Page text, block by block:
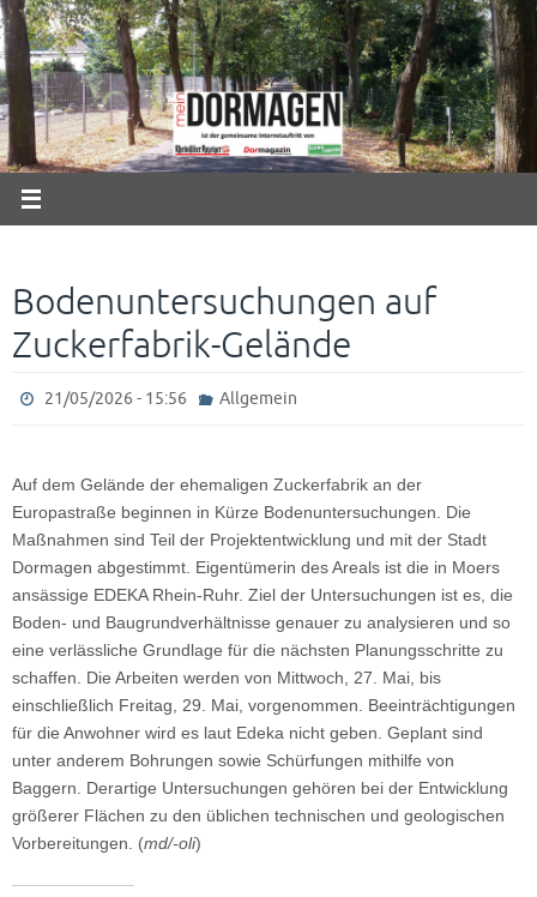
Zum
Inhalt
springen
Bodenuntersuchungen auf
Zuckerfabrik-Gelände
21/05/2026 - 15:56 Allgemein
Auf dem Gelände der ehemaligen Zuckerfabrik an der
Europastraße beginnen in Kürze Bodenuntersuchungen. Die
Maßnahmen sind Teil der Projektentwicklung und mit der Stadt
Dormagen abgestimmt. Eigentümerin des Areals ist die in Moers
ansässige EDEKA Rhein-Ruhr. Ziel der Untersuchungen ist es, die
Boden- und Baugrundverhältnisse genauer zu analysieren und so
eine verlässliche Grundlage für die nächsten Planungsschritte zu
schaffen. Die Arbeiten werden von Mittwoch, 27. Mai, bis
einschließlich Freitag, 29. Mai, vorgenommen. Beeinträchtigungen
für die Anwohner wird es laut Edeka nicht geben. Geplant sind
unter anderem Bohrungen sowie Schürfungen mithilfe von
Baggern. Derartige Untersuchungen gehören bei der Entwicklung
größerer Flächen zu den üblichen technischen und geologischen
Vorbereitungen. (md/-oli)